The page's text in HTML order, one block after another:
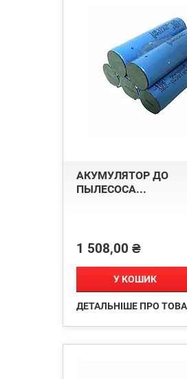
АКУМУЛЯТОР ДО
ПЫЛЕСОСА...
Ціна
1 508,00 ₴

У КОШИК
ДЕТАЛЬНІШЕ ПРО